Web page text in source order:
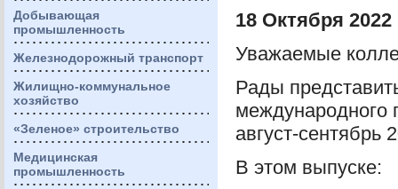
Добывающая
промышленность
Железнодорожный транспорт
Жилищно-коммунальное
хозяйство
«Зеленое» строительство
Медицинская
промышленность
18 Октября 2022
Уважаемые
Рады
международного
август-сентябрь
В этом выпуске: